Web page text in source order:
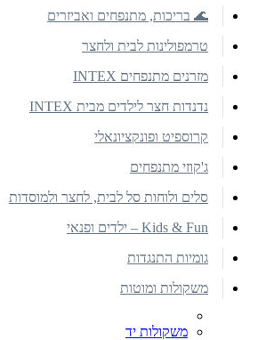
🌊 בריכות, מתנפחים ואביזרים
טרמפולינות לבית ולחצר
מזרנים מתנפחים INTEX
נדנדות חצר לילדים מבית INTEX
קרוספיט ופונקציונאלי
ג'קוזי מתנפחים
סלים ולוחות סל לבית, לחצר ולמוסדות
Kids & Fun – ילדים ופנאי
גומיות התנגדות
משקולות ומוטות
משקולות יד